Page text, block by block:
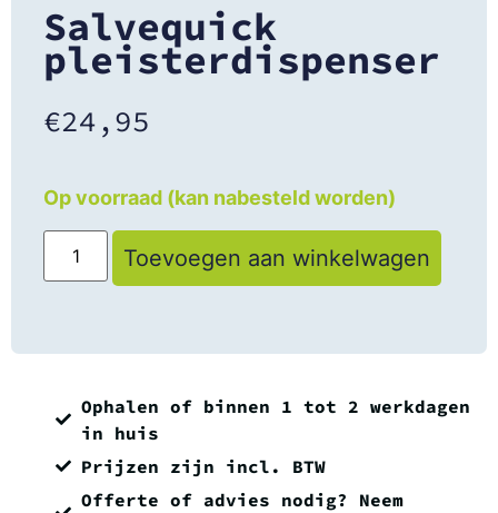
Salvequick
pleisterdispenser
€24,95
Op voorraad (kan nabesteld worden)
Toevoegen aan winkelwagen
Ophalen of binnen 1 tot 2 werkdagen
in huis
Prijzen zijn incl. BTW
Offerte of advies nodig? Neem